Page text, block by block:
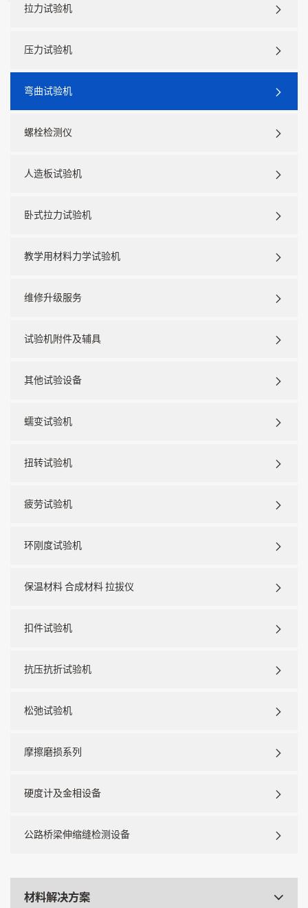
拉力试验机
压力试验机
弯曲试验机
螺栓检测仪
人造板试验机
卧式拉力试验机
教学用材料力学试验机
维修升级服务
试验机附件及辅具
其他试验设备
蠕变试验机
扭转试验机
疲劳试验机
环刚度试验机
保温材料 合成材料 拉拔仪
扣件试验机
抗压抗折试验机
松弛试验机
摩擦磨损系列
硬度计及金相设备
公路桥梁伸缩缝检测设备
材料解决方案